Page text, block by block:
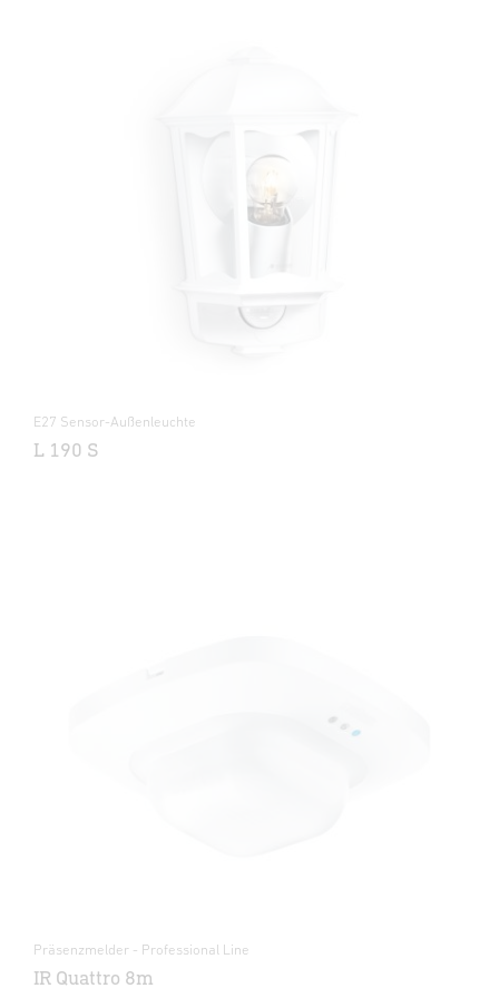
E27 Sensor-Außenleuchte
L 190 S
Präsenzmelder - Professional Line
IR Quattro 8m